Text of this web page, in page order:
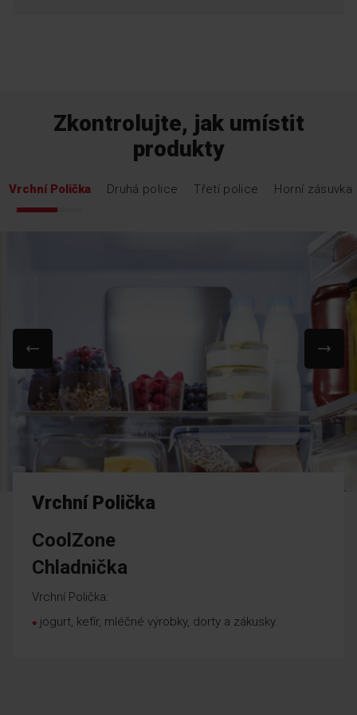
Zkontrolujte, jak umístit
produkty
Vrchní Polička Druhá police Třetí police Horní zásuvka
Vrchní Polička
CoolZone
Chladnička
Vrchní Polička:
jogurt, kefír, mléčné výrobky, dorty a zákusky.